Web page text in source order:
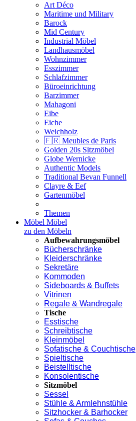
Art Déco
Maritime und Military
Barock
Mid Century
Industrial Möbel
Landhausmöbel
Wohnzimmer
Esszimmer
Schlafzimmer
Büroeinrichtung
Barzimmer
Mahagoni
Eibe
Eiche
Weichholz
🇫🇷 Meubles de Paris
Golden 20s Sitzmöbel
Globe Wernicke
Authentic Models
Traditional Bevan Funnell
Clayre & Eef
Gartenmöbel
Themen
Möbel Möbel
zu den Möbeln
Aufbewahrungsmöbel
Bücherschränke
Kleiderschränke
Sekretäre
Kommoden
Sideboards & Buffets
Vitrinen
Regale & Wandregale
Tische
Esstische
Schreibtische
Kleinmöbel
Sofatische & Couchtische
Spieltische
Beistelltische
Konsolentische
Sitzmöbel
Sessel
Stühle & Armlehnstühle
Sitzhocker & Barhocker